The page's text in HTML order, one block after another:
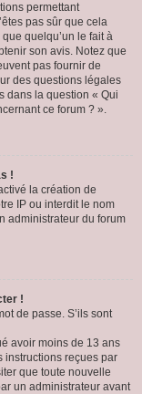
permettant
pas sûr que cela
quelqu’un le fait à
son avis. Notez que
pas fournir de
des questions légales
dans la question « Qui
ce forum ? ».
!
la création de
IP ou interdit le nom
administrateur du forum
!
de passe. S’ils sont
avoir moins de 13 ans
instructions reçues par
que toute nouvelle
un administrateur avant